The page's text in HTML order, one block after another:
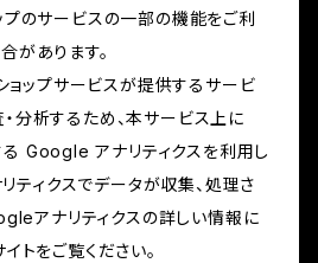
プのサービスの一部の機能をご利
があります。
ショップサービスが提供するサービ
分析するため、本サービス上に
Google アナリティクスを利用し
ティクスでデータが収集、処理さ
アナリティクスの詳しい情報に
トをご覧ください。